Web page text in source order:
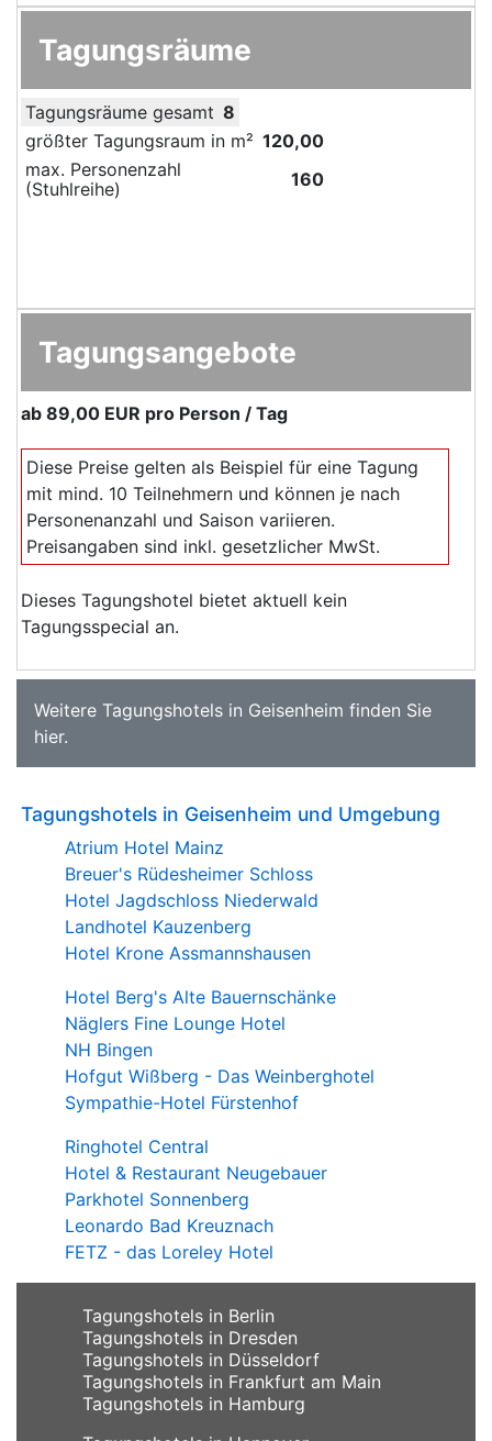
Tagungsräume
Tagungsräume gesamt 8
größter Tagungsraum in m² 120,00
max. Personenzahl
(Stuhlreihe)
160
Tagungsangebote
ab 89,00 EUR pro Person / Tag
Diese Preise gelten als Beispiel für eine Tagung
mit mind. 10 Teilnehmern und können je nach
Personenanzahl und Saison variieren.
Preisangaben sind inkl. gesetzlicher MwSt.
Dieses Tagungshotel bietet aktuell kein
Tagungsspecial an.
Weitere Tagungshotels in Geisenheim finden Sie
hier.
Tagungshotels in Geisenheim und Umgebung
Atrium Hotel Mainz
Breuer's Rüdesheimer Schloss
Hotel Jagdschloss Niederwald
Landhotel Kauzenberg
Hotel Krone Assmannshausen
Hotel Berg's Alte Bauernschänke
Näglers Fine Lounge Hotel
NH Bingen
Hofgut Wißberg - Das Weinberghotel
Sympathie-Hotel Fürstenhof
Ringhotel Central
Hotel & Restaurant Neugebauer
Parkhotel Sonnenberg
Leonardo Bad Kreuznach
FETZ - das Loreley Hotel
Tagungshotels in Berlin
Tagungshotels in Dresden
Tagungshotels in Düsseldorf
Tagungshotels in Frankfurt am Main
Tagungshotels in Hamburg